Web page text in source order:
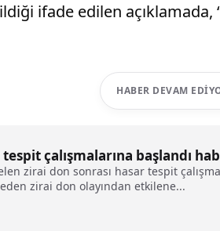
ifade edilen
HABER DEVAM
çalışmalarına başlandı
zirai don sonrası hasar tespit
zirai don olayından etkilene...